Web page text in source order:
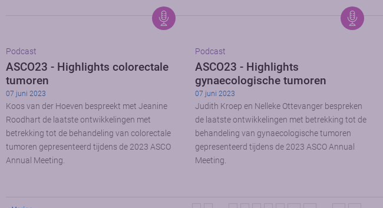
Podcast
ASCO23 - Highlights colorectale
tumoren
07 juni 2023
Koos van der Hoeven bespreekt met Jeanine
Roodhart de laatste ontwikkelingen met
betrekking tot de behandeling van colorectale
tumoren gepresenteerd tijdens de 2023 ASCO
Annual Meeting.
Podcast
ASCO23 - Highlights
gynaecologische tumoren
07 juni 2023
Judith Kroep en Nelleke Ottevanger bespreken
de laatste ontwikkelingen met betrekking tot de
behandeling van gynaecologische tumoren
gepresenteerd tijdens de 2023 ASCO Annual
Meeting.